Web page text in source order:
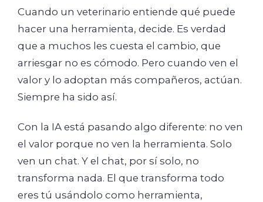
Cuando un veterinario entiende qué puede
hacer una herramienta, decide. Es verdad
que a muchos les cuesta el cambio, que
arriesgar no es cómodo. Pero cuando ven el
valor y lo adoptan más compañeros, actúan.
Siempre ha sido así.
Con la IA está pasando algo diferente: no ven
el valor porque no ven la herramienta. Solo
ven un chat. Y el chat, por sí solo, no
transforma nada. El que transforma todo
eres tú usándolo como herramienta,